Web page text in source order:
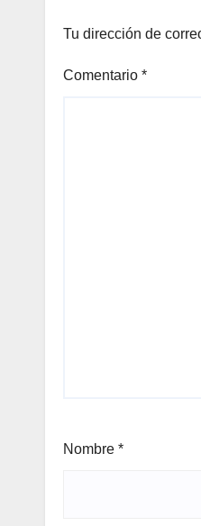
Tu dirección de
Comentario *
Nombre *